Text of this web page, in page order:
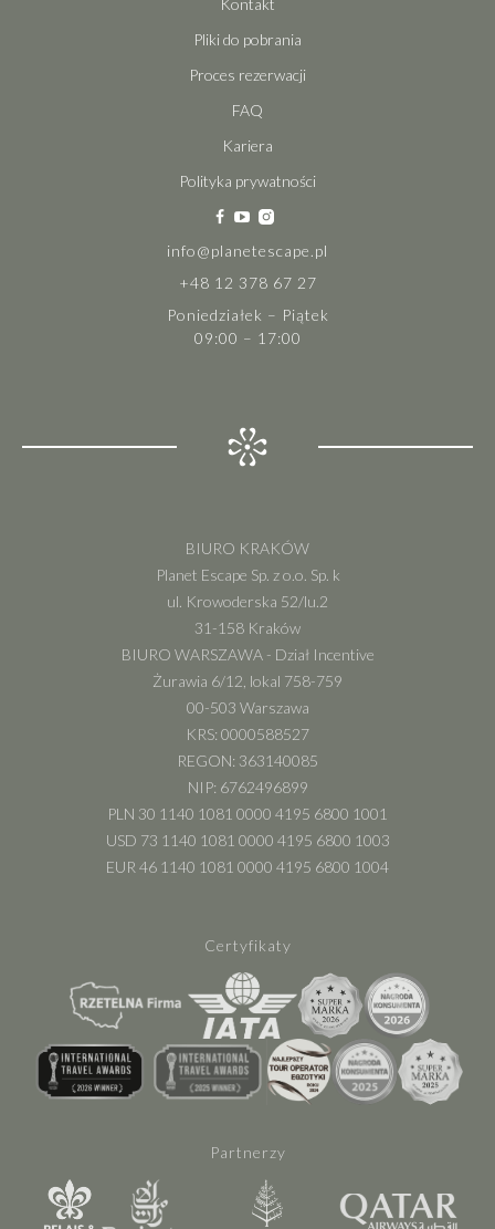
Kontakt
Pliki do pobrania
Proces rezerwacji
FAQ
Kariera
Polityka prywatności
info@planetescape.pl
+48 12 378 67 27
Poniedziałek – Piątek
09:00 – 17:00
BIURO KRAKÓW
Planet Escape Sp. z o.o. Sp. k
ul. Krowoderska 52/lu.2
31-158 Kraków
BIURO WARSZAWA - Dział Incentive
Żurawia 6/12, lokal 758-759
00-503 Warszawa
KRS: 0000588527
REGON: 363140085
NIP: 6762496899
PLN 30 1140 1081 0000 4195 6800 1001
USD 73 1140 1081 0000 4195 6800 1003
EUR 46 1140 1081 0000 4195 6800 1004
Certyfikaty
Partnerzy